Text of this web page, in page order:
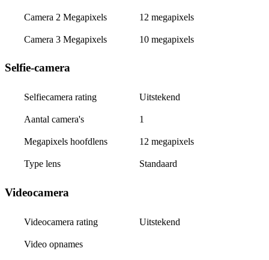
Camera 2 Megapixels 12 megapixels
Camera 3 Megapixels 10 megapixels
Selfie-camera
Selfiecamera rating Uitstekend
Aantal camera's 1
Megapixels hoofdlens 12 megapixels
Type lens Standaard
Videocamera
Videocamera rating Uitstekend
Video opnames